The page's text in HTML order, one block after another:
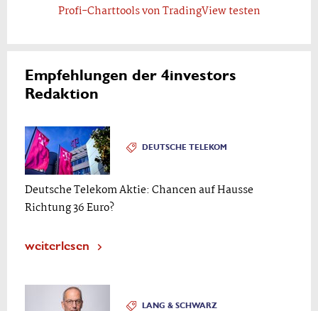
Profi-Charttools von TradingView testen
Empfehlungen der 4investors
Redaktion
DEUTSCHE TELEKOM
Deutsche Telekom Aktie: Chancen auf Hausse
Richtung 36 Euro?
weiterlesen
LANG & SCHWARZ